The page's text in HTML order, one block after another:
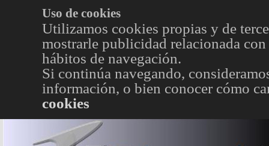
Uso de cookies
Utilizamos cookies propias y de
mostrarle publicidad relacionada
hábitos de navegación.
Si continúa navegando,
información, o bien conocer cómo
cookies